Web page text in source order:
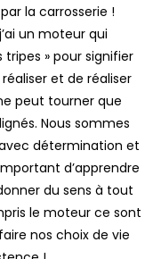
la carrosserie !
un moteur qui
» pour signifier
et de réaliser
peut tourner que
Nous sommes
détermination et
d’apprendre
du sens à tout
le moteur ce sont
nos choix de vie